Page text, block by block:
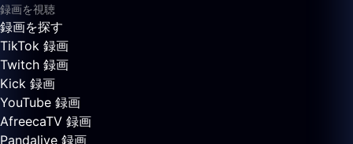
録画を視聴
録画を探す
TikTok 録画
Twitch 録画
Kick 録画
YouTube 録画
AfreecaTV 録画
Pandalive 録画